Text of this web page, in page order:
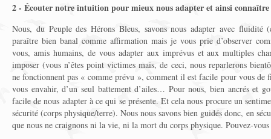
2 - Écouter notre intuition pour mieux nous adapter et ainsi connaître
Nous, du Peuple des Hérons Bleus, savons nous adapter avec fluidité
paraître bien banal comme affirmation mais je vous prie d’observer
vous, amis humains, de vous adapter aux imprévus et aux multiples
imposer (vous n’êtes point victimes mais, de ceci, nous reparlerons
ne fonctionnent pas « comme prévu », comment il est facile pour vous de
vous envahir, d’un seul battement d’ailes… Pour nous, bien ancrés et
facile de nous adapter à ce qui se présente. Et cela nous procure un
sécurité (corps physique/terre). Nous nous savons bien guidés donc, en
que nous ne craignons ni la vie, ni la mort du corps physique. Pouvez-